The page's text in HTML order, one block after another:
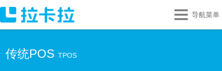
导航菜单
传统POSTPOS